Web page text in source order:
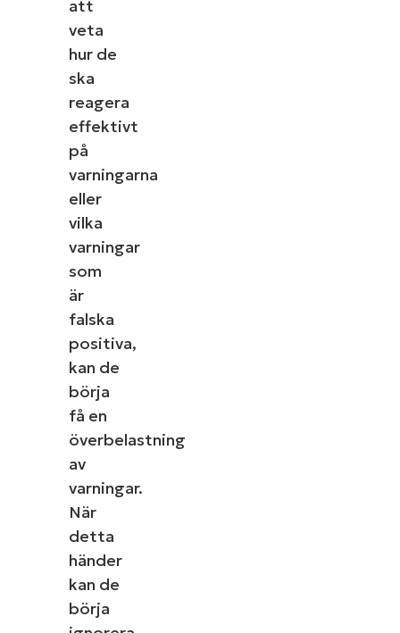
att
veta
hur de
ska
reagera
effektivt
på
varningarna
eller
vilka
varningar
som
är
falska
positiva,
kan de
börja
få en
överbelastning
av
varningar.
När
detta
händer
kan de
börja